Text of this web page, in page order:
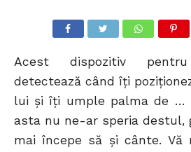
Acest dispozitiv
detectează când îţi
lui şi îţi umple palma de …
asta nu ne-ar speria destul,
mai începe să şi cânte. Vă